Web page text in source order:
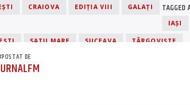
TAGGED
CRAIOVA EDIȚIA VIII
GALAŢI
IAŞI
SATU MARE SUCEAVA TÂRGOVIŞTE
DE